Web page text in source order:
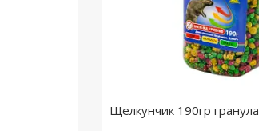
Щелкунчик 190гр гранула